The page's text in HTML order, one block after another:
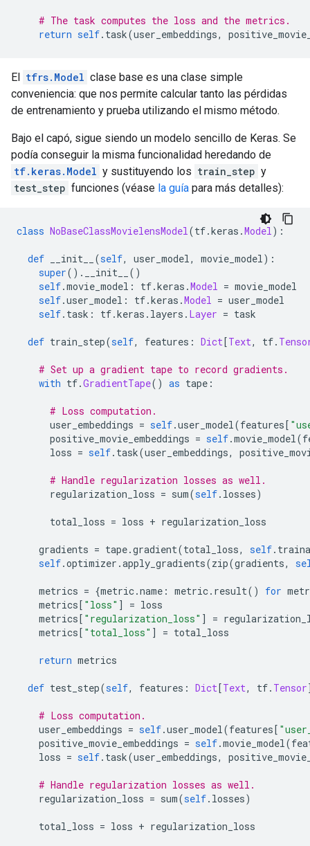
# The task computes the loss and the metrics.
return self. task(user_embeddings,
El tfrs.Model clase base es una clase simple
conveniencia: que nos permite calcular tanto las pérdidas
de entrenamiento y prueba utilizando el mismo método.
Bajo el capó, sigue siendo un modelo sencillo de Keras. Se
podía conseguir la misma funcionalidad heredando de
tf.keras.Model y sustituyendo los train_step y
test_step funciones (véase la guía para más detalles):
class NoBaseClassMovielensModel(tf.keras .Model):
def __init__ (self, user_model, movie_model):
super(). __init__
()
self.movie_model : tf.keras .Model = movie_model
self.user_model : tf.keras .Model = user_model
self. task : tf.keras . layers . Layer = task
def train_step(self, features : Dict[Text, tf.
# Set up a gradient tape to record gradients.
with tf.GradientTape() as tape :
# Loss computation.
user_embeddings = self.user_model(features[
positive_movie_embeddings = self.movie_model(
loss = self. task(user_embeddings,
# Handle regularization losses as well.
regularization_loss = sum(self. losses)
total_loss = loss + regularization_loss
gradients = tape.gradient(total_loss, self.
self.optimizer .apply_gradients(zip(gradients,
metrics = {metric.name : metric. result() for
metrics[ "loss" ] = loss
metrics[ "regularization_loss" ] =
metrics[ "total_loss" ] = total_loss
return metrics
def test_step(self, features : Dict[Text, tf. Tensor
# Loss computation.
user_embeddings = self.user_model(features[
positive_movie_embeddings = self.movie_model(
loss = self. task(user_embeddings,
# Handle regularization losses as well.
regularization_loss = sum(self. losses)
total_loss = loss + regularization_loss